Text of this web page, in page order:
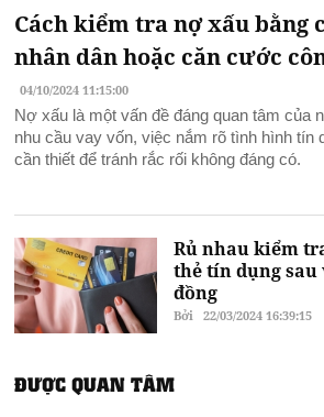
Cách kiểm tra nợ xấu bằng
nhân dân hoặc căn cước
04/10/2024 11:15:00
Nợ xấu là một vấn đề đáng quan tâm của
nhu cầu vay vốn, việc nắm rõ tình hình tín
cần thiết để tránh rắc rối không đáng có.
Rủ nhau kiểm
thẻ tín dụng sau
đồng
Bởi 22/03/2024 16:39:15
ĐƯỢC QUAN TÂM